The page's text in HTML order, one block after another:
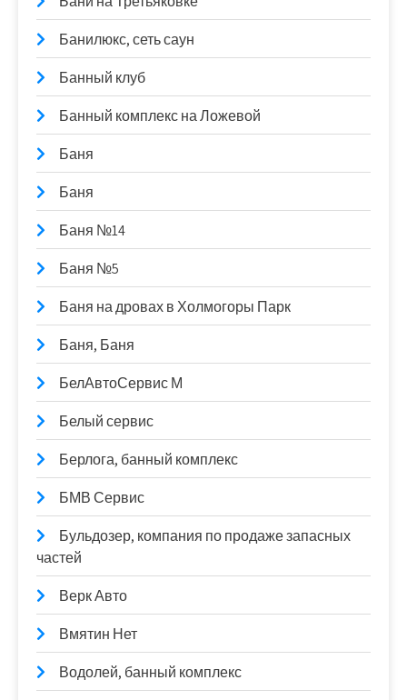
Банилюкс, сеть саун
Банный клуб
Банный комплекс на Ложевой
Баня
Баня
Баня №14
Баня №5
Баня на дровах в Холмогоры Парк
Баня, Баня
БелАвтоСервис М
Белый сервис
Берлога, банный комплекс
БМВ Сервис
Бульдозер, компания по продаже запасных
частей
Верк Авто
Вмятин Нет
Водолей, банный комплекс